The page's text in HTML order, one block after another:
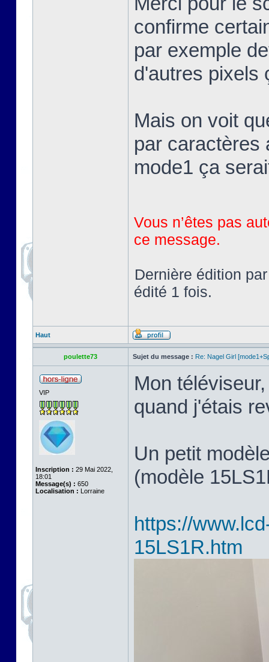
confirme
par exemple
d'autres pixels
Mais on voit
par caractères
mode1 ça
Vous n’êtes pas
ce message.
Dernière édition
édité 1 fois.
Haut
poulette73 Sujet du message : Re: Nagel Girl
VIP
Inscription : 29 Mai 2022,
18:01
Message(s) : 650
Localisation : Lorraine
Mon
quand j'étais
Un petit
(modèle
https://
15LS1R.htm